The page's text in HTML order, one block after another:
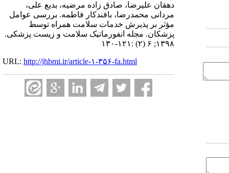
دهقان علیرضا، صادق زاده مرضیه، بدیع علی،
مردانی محمدرضا، بافندکار فاطمه. بررسی عوامل
مؤثر بر پذیرش خدمات سلامت همراه توسط
پزشکان. مجله انفورماتیک سلامت و زیست پزشکی.
۱۳۹۸; ۶ (۲) :۱۲۱-۱۳۰
URL: http://jhbmi.ir/article-۱-۳۵۶-fa.html